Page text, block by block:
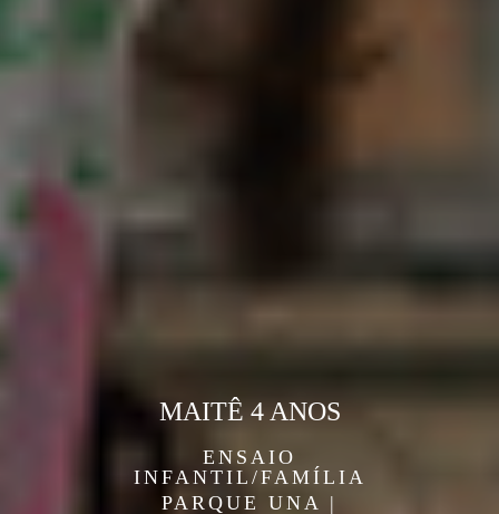
ENSAIO
INFANTIL/FAMÍLIA
PARQUE UNA |
MAITÊ 4 ANOS